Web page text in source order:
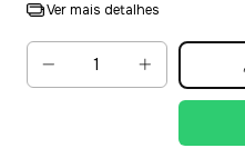
Ver mais detalhes